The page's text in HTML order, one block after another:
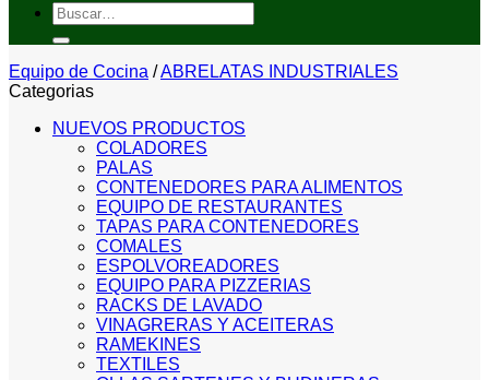
Buscar
por:
Equipo de Cocina /ABRELATAS INDUSTRIALES
Categorias
NUEVOS PRODUCTOS
COLADORES
PALAS
CONTENEDORES PARA ALIMENTOS
EQUIPO DE RESTAURANTES
TAPAS PARA CONTENEDORES
COMALES
ESPOLVOREADORES
EQUIPO PARA PIZZERIAS
RACKS DE LAVADO
VINAGRERAS Y ACEITERAS
RAMEKINES
TEXTILES